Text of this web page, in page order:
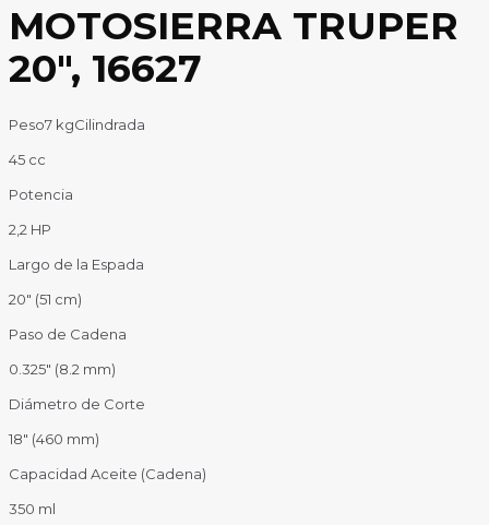
MOTOSIERRA TRUPER
20″, 16627
Peso7 kgCilindrada
45 cc
Potencia
2,2 HP
Largo de la Espada
20″ (51 cm)
Paso de Cadena
0.325″ (8.2 mm)
Diámetro de Corte
18″ (460 mm)
Capacidad Aceite (Cadena)
350 ml